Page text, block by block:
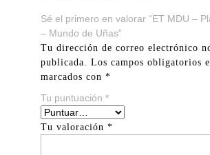
Sé el primero en valorar “ET MDU –
– Mundo de Uñas”
Tu dirección de correo electrónico
publicada. Los campos obligatorios
marcados con *
Tu puntuación *
Tu valoración *